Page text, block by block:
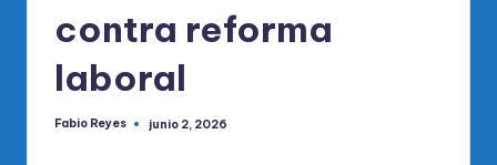
R
M
contra reforma
laboral
Publicado
Fabio Reyes junio 2, 2026